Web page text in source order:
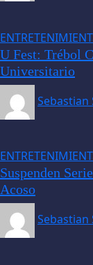
U Fest: Trébol
Universitario
Sebastian
Suspenden
Acoso
Sebastian